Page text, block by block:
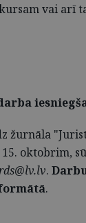
vai arī
žurnāla
15. oktobrim,
.
.